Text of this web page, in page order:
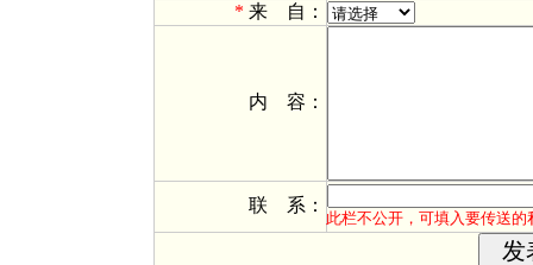
* 来 自：
内 容：
联 系：
此栏不公开，可填入要传送